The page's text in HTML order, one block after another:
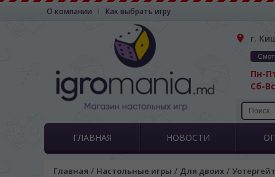
О компании Как выбрать игру
г.
Пн-
Сб-
ГЛАВНАЯ НОВОСТИ
Главная / Настольные игры / Для двоих /